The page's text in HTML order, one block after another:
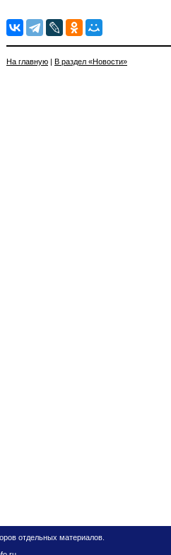
На главную В раздел «Новости»
отдельных материалов.